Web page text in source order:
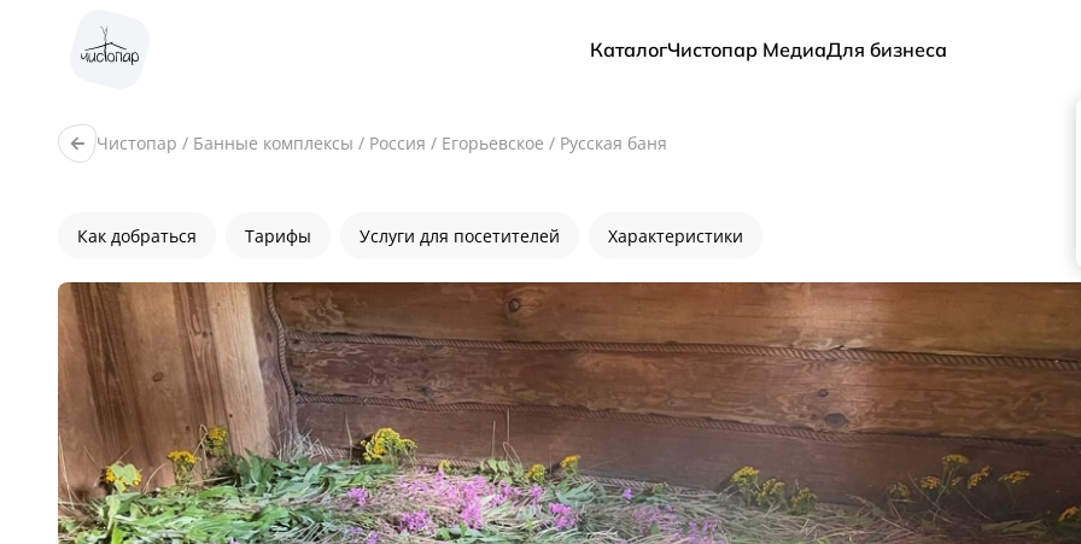
КаталогЧистопар МедиаДля бизнеса
Чистопар / Банные комплексы / Россия / Егорьевское / Русская баня
Как добраться Тарифы Услуги для посетителей Характеристики